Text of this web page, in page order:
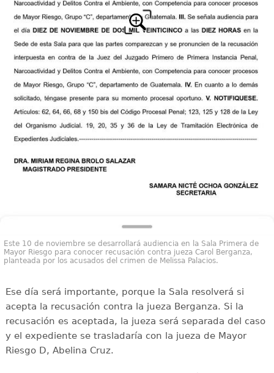
Este 10 de noviembre se desarrollará audiencia en la Sala Primera de
Mayor Riesgo para conocer recusación contra jueza Carol Berganza,
planteada por los acusados del crimen de Melissa Palacios.
Ese día será importante, porque la Sala resolverá si
acepta la recusación contra la jueza Berganza. Si la
recusación es aceptada, la jueza será separada del caso
y el expediente se trasladaría con la jueza de Mayor
Riesgo D, Abelina Cruz.